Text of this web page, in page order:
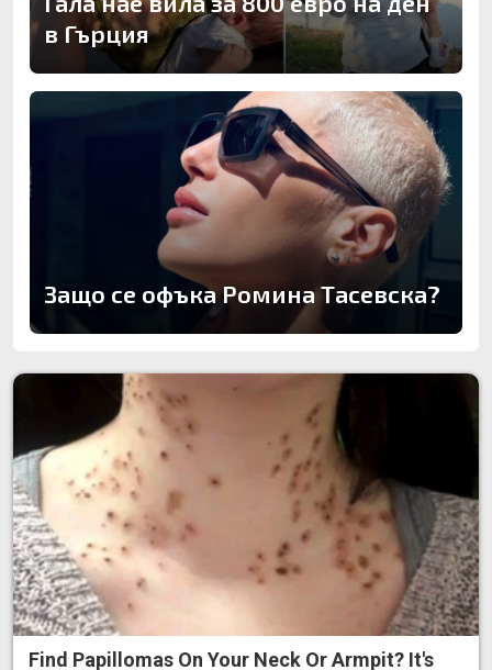
в Гърция
Защо се офъка Ромина Тасевска?
Find Papillomas On Your Neck Or Armpit? It's